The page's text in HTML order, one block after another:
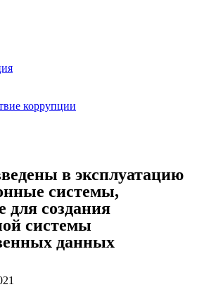
коррупции
в эксплуатацию
системы,
для создания
системы
данных